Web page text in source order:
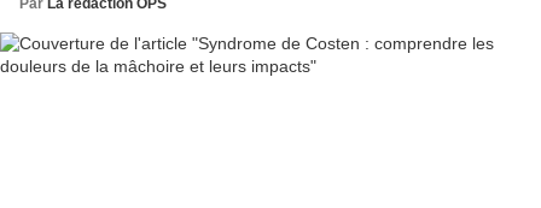
Par La rédaction OPS